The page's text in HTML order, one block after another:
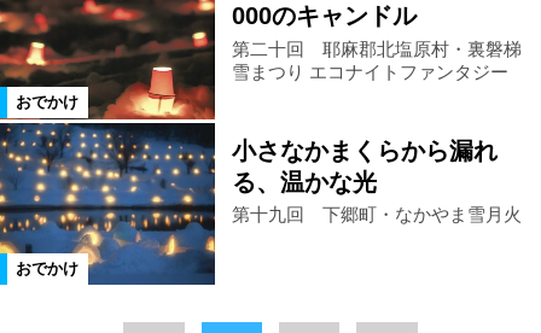
おでかけ
000のキャンドル
第二十回 耶麻郡北塩原村・裏磐梯
雪まつり エコナイトファンタジー
おでかけ
小さなかまくらから漏れ
る、温かな光
第十九回 下郷町・なかやま雪月火